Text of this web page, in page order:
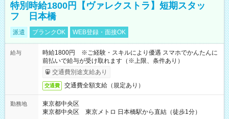
特別時給1800円【ヴァレクストラ】短期スタッ
フ 日本橋
派遣 ブランクOK WEB登録・面接OK
給与
時給1800円 ※ご経験・スキルにより優遇 スマホでかんたんに
前払いで給与が受け取れます（※上限、条件あり）
交通費別途支給あり
交通費 交通費全額支給（規定あり）
勤務地
東京都中央区
東京都中央区 東京メトロ 日本橋駅から直結（徒歩1分）